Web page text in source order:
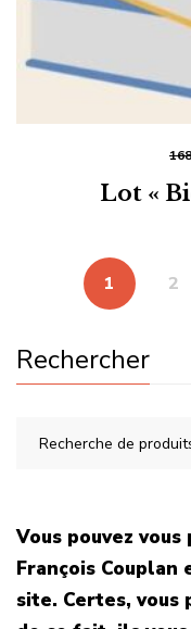
Lot «
1 2
Rechercher
Vous pouvez
François Couplan
site. Certes,